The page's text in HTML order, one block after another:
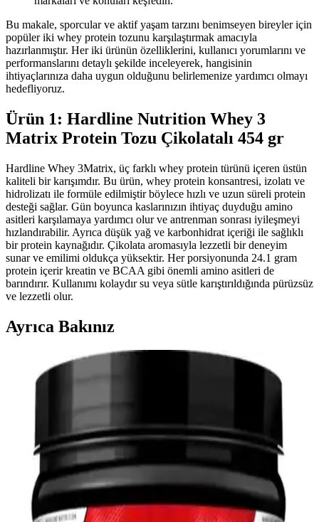
Bu makale, sporcular ve aktif yaşam tarzını benimseyen bireyler için
popüler iki whey protein tozunu karşılaştırmak amacıyla
hazırlanmıştır. Her iki ürünün özelliklerini, kullanıcı yorumlarını ve
performanslarını detaylı şekilde inceleyerek, hangisinin
ihtiyaçlarınıza daha uygun olduğunu belirlemenize yardımcı olmayı
hedefliyoruz.
Ürün 1: Hardline Nutrition Whey 3
Matrix Protein Tozu Çikolatalı 454 gr
Hardline Whey 3Matrix, üç farklı whey protein türünü içeren üstün
kaliteli bir karışımdır. Bu ürün, whey protein konsantresi, izolatı ve
hidrolizatı ile formüle edilmiştir böylece hızlı ve uzun süreli protein
desteği sağlar. Gün boyunca kaslarınızın ihtiyaç duyduğu amino
asitleri karşılamaya yardımcı olur ve antrenman sonrası iyileşmeyi
hızlandırabilir. Ayrıca düşük yağ ve karbonhidrat içeriği ile sağlıklı
bir protein kaynağıdır. Çikolata aromasıyla lezzetli bir deneyim
sunar ve emilimi oldukça yüksektir. Her porsiyonunda 24.1 gram
protein içerir kreatin ve BCAA gibi önemli amino asitleri de
barındırır. Kullanımı kolaydır su veya sütle karıştırıldığında pürüzsüz
ve lezzetli olur.
Ayrıca Bakınız
Hardline Progainer 1406 gr Karbonhidrat Tozu
Sporcular ve Vücut Geliştirme İçin Performans
Destekleyici
Hardline Progainer 1406 gr, yüksek kalorili karbonhidrat ve protein
içeriğiyle sporcuların kas gelişimini ve performansını destekler,
vitamin ve mineral takviyesi sağlar.
Hardline Nutrition Whey 3 Matrıx Çilek 2300 Gr:
Yüksek Proteinli Sporcu Takviyesi